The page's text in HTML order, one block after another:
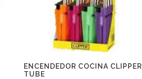
ENCENDEDOR COCINA CLIPPER
TUBE